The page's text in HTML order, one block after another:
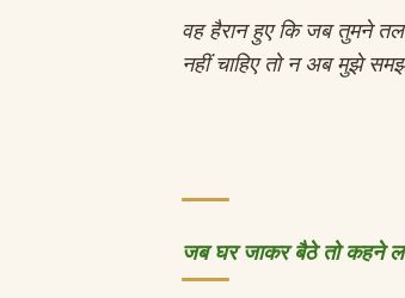
वह हैरान हुए कि जब तुमने
नहीं चाहिए तो न अब मुझे
जब घर जाकर बैठे तो कहने